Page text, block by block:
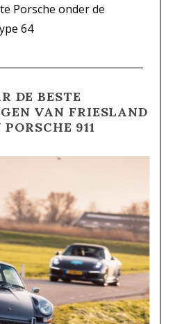
Porsche onder de
64
DE BESTE
VAN FRIESLAND
911